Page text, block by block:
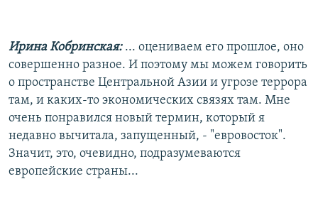
Ирина Кобринская:... оцениваем его прошлое, оно
совершенно разное. И поэтому мы можем говорить
о пространстве Центральной Азии и угрозе террора
там, и каких-то экономических связях там. Мне
очень понравился новый термин, который я
недавно вычитала, запущенный, - "евровосток".
Значит, это, очевидно, подразумеваются
европейские страны...